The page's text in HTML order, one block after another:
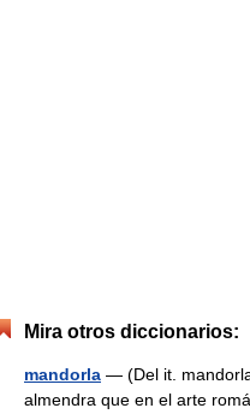
Mira otros diccionarios:
mandorla — (Del it.
almendra que en el arte